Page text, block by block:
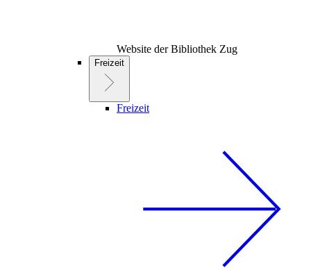
Website der Bibliothek Zug
Freizeit
Freizeit